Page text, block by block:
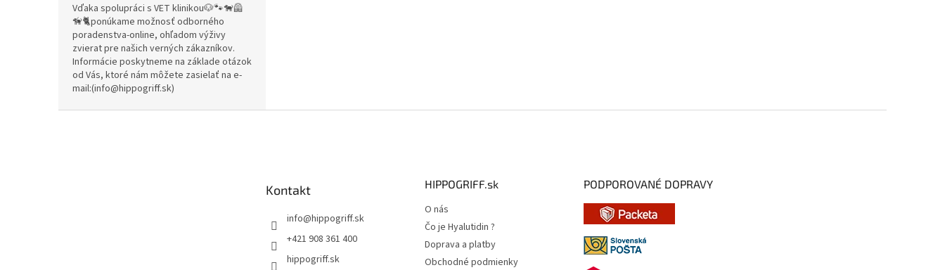
Vďaka spolupráci s VET klinikou🐶🐾🐕‍🦺
🦮🐈ponúkame možnosť odborného
poradenstva-online, ohľadom výživy
zvierat pre našich verných zákazníkov.
Informácie poskytneme na základe otázok
od Vás, ktoré nám môžete zasielať na e-
mail:(info@hippogriff.sk)
Kontakt
info@hippogriff.sk
+421 908 361 400
hippogriff.sk
HIPPOGRIFF.sk
O nás
Čo je Hyalutidin ?
Doprava a platby
Obchodné podmienky
PODPOROVANÉ DOPRAVY